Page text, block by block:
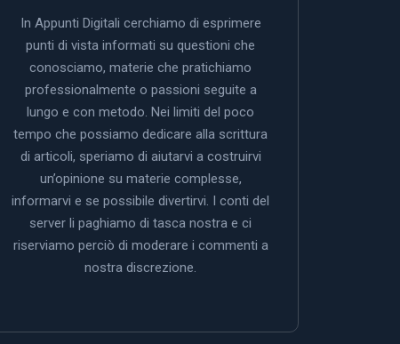
In Appunti Digitali cerchiamo di esprimere
punti di vista informati su questioni che
conosciamo, materie che pratichiamo
professionalmente o passioni seguite a
lungo e con metodo. Nei limiti del poco
tempo che possiamo dedicare alla scrittura
di articoli, speriamo di aiutarvi a costruirvi
un’opinione su materie complesse,
informarvi e se possibile divertirvi. I conti del
server li paghiamo di tasca nostra e ci
riserviamo perciò di moderare i commenti a
nostra discrezione.